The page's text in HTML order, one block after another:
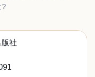
?
社